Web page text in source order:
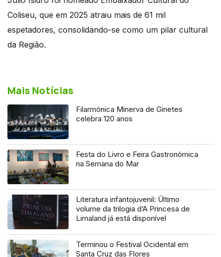
Coliseu, que em 2025 atraiu mais de 61 mil
espetadores, consolidando-se como um pilar cultural
da Região.
Mais Notícias
Filarmónica Minerva de Ginetes
celebra 120 anos
Festa do Livro e Feira Gastronómica
na Semana do Mar
Literatura infantojuvenil: Último
volume da trilogia d’A Princesa de
Limaland já está disponível
Terminou o Festival Ocidental em
Santa Cruz das Flores